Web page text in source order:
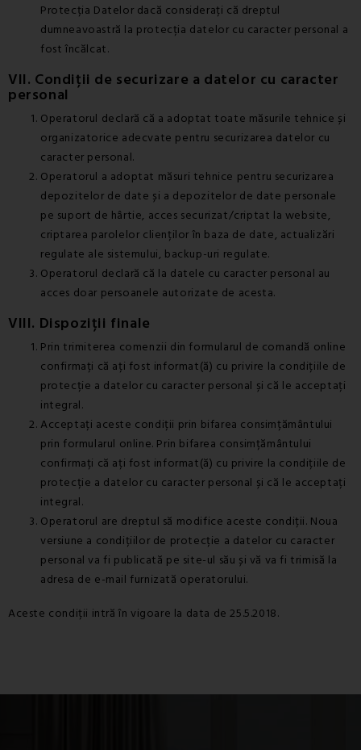
Protecția Datelor dacă considerați că dreptul
dumneavoastră la protecția datelor cu caracter personal a
fost încălcat.
VII. Condiții de securizare a datelor cu caracter
personal
Operatorul declară că a adoptat toate măsurile tehnice și
organizatorice adecvate pentru securizarea datelor cu
caracter personal.
Operatorul a adoptat măsuri tehnice pentru securizarea
depozitelor de date și a depozitelor de date personale
pe suport de hârtie, acces securizat/criptat la website,
criptarea parolelor clienților în baza de date, actualizări
regulate ale sistemului, backup-uri regulate.
Operatorul declară că la datele cu caracter personal au
acces doar persoanele autorizate de acesta.
VIII. Dispoziții finale
Prin trimiterea comenzii din formularul de comandă online
confirmați că ați fost informat(ă) cu privire la condițiile de
protecție a datelor cu caracter personal și că le acceptați
integral.
Acceptați aceste condiții prin bifarea consimțământului
prin formularul online. Prin bifarea consimțământului
confirmați că ați fost informat(ă) cu privire la condițiile de
protecție a datelor cu caracter personal și că le acceptați
integral.
Operatorul are dreptul să modifice aceste condiții. Noua
versiune a condițiilor de protecție a datelor cu caracter
personal va fi publicată pe site-ul său și vă va fi trimisă la
adresa de e-mail furnizată operatorului.
Aceste condiții intră în vigoare la data de 25.5.2018.